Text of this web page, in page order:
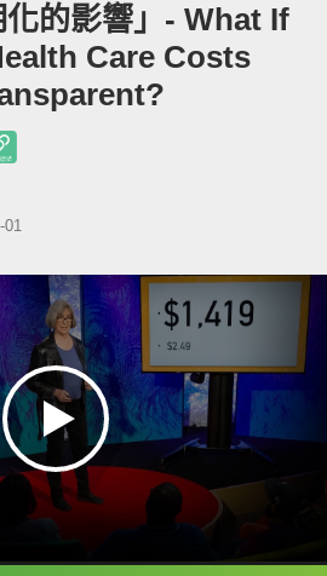
的影響」- What If
Care Costs
01